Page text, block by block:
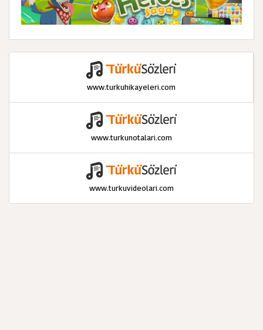
www.turkuhikayeleri.com
www.turkunotalari.com
www.turkuvideolari.com